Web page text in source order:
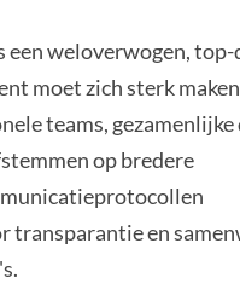
een weloverwogen,
moet zich sterk
teams, gezamenlijke
op bredere
transparantie en